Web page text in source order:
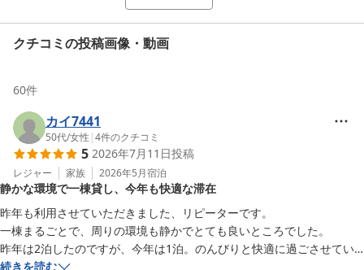
クチコミの投稿画像・動画
60件
カイ7441
50代/女性 |4件のクチコミ
5 2026年7月11日投稿
レジャー 家族 2026年5月宿泊
静かな環境で一棟貸し、今年も快適な滞在
昨年も利用させていただきました、リピーターです。
一棟まるごとで、周りの環境も静かでとても良いところでした。
昨年は2泊したのですが、今年は1泊。のんびりと快適に過ごさせてい
ただきました。また利用したいです。
続きを読む